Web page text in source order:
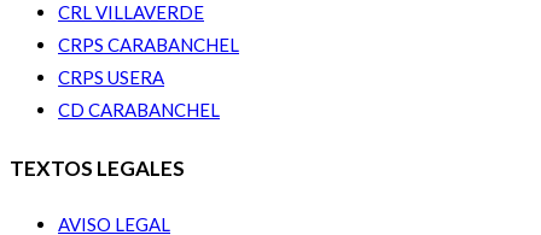
CRL VILLAVERDE
CRPS CARABANCHEL
CRPS USERA
CD CARABANCHEL
TEXTOS LEGALES
AVISO LEGAL